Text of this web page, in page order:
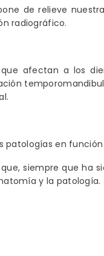
de relieve
radiográfico.
afectan a los
en
siempre que ha
y la patología.